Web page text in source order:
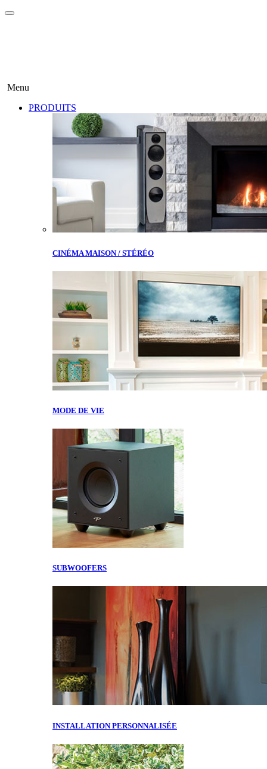
Menu
PRODUITS
CINÉMA MAISON / STÉRÉO
MODE DE VIE
SUBWOOFERS
INSTALLATION PERSONNALISÉE